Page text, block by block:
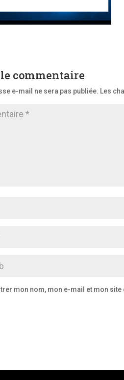
commentaire
e-mail ne sera pas publiée. Les
mon nom, mon e-mail et mon